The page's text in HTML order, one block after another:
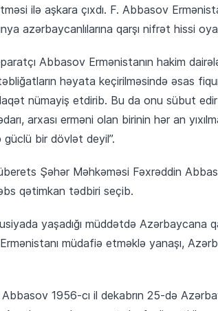
ilə aşkara çıxdı. F. Abbasov
azərbaycanlılarına qarşı nifrət hissi
Abbasov Ermənistanın hakim
həyata keçirilməsində əsas
nümayiş etdirib. Bu da onu sübut
arxası erməni olan birinin hər an
bir dövlət deyil”.
Şəhər Məhkəməsi Fəxrəddin
qətimkan tədbiri seçib.
yaşadığı müddətdə Azərbaycana
müdafiə etməklə yanaşı,
1956-cı il dekabrın 25-də